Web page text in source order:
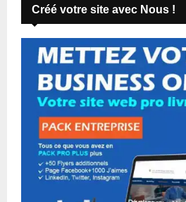
Créé votre site avec Nous !